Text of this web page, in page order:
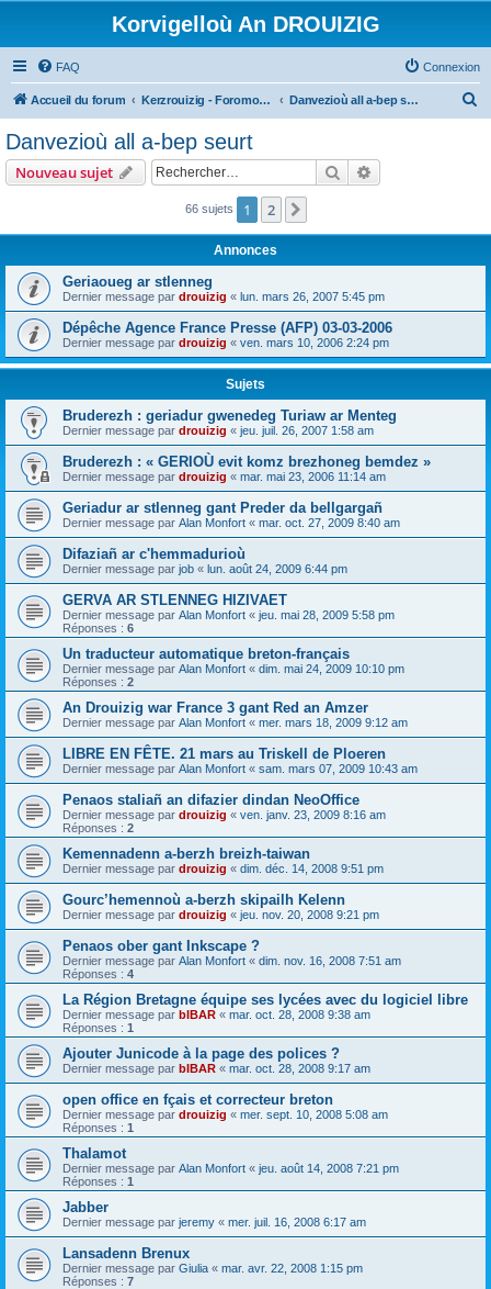
Korvigelloù An DROUIZIG
FAQ Connexion
Accueil du forum Kerzrouizig - Foromoù An Drouizig Danvezioù all a-bep seurt
e
Danvezioù all a-bep seurt
Nouveau sujet Rechercher
66 sujets 1 2
Annonces
Geriaoueg ar stlenneg
Dernier message par drouizig « lun. mars 26, 2007 5:45 pm
Dépêche Agence France Presse (AFP) 03-03-2006
Dernier message par drouizig « ven. mars 10, 2006 2:24 pm
Sujets
Bruderezh : geriadur gwenedeg Turiaw ar Menteg
Dernier message par drouizig « jeu. juil. 26, 2007 1:58 am
Bruderezh : « GERIOÙ evit komz brezhoneg bemdez »
Dernier message par drouizig « mar. mai 23, 2006 11:14 am
Geriadur ar stlenneg gant Preder da bellgargañ
Dernier message par Alan Monfort « mar. oct. 27, 2009 8:40 am
Difaziañ ar c'hemmadurioù
Dernier message par job « lun. août 24, 2009 6:44 pm
GERVA AR STLENNEG HIZIVAET
Dernier message par Alan Monfort « jeu. mai 28, 2009 5:58 pm
Réponses : 6
Un traducteur automatique breton-français
Dernier message par Alan Monfort « dim. mai 24, 2009 10:10 pm
Réponses : 2
An Drouizig war France 3 gant Red an Amzer
Dernier message par Alan Monfort « mer. mars 18, 2009 9:12 am
LIBRE EN FÊTE. 21 mars au Triskell de Ploeren
Dernier message par Alan Monfort « sam. mars 07, 2009 10:43 am
Penaos staliañ an difazier dindan NeoOffice
Dernier message par drouizig « ven. janv. 23, 2009 8:16 am
Réponses : 2
Kemennadenn a-berzh breizh-taiwan
Dernier message par drouizig « dim. déc. 14, 2008 9:51 pm
Gourc’hemennoù a-berzh skipailh Kelenn
Dernier message par drouizig « jeu. nov. 20, 2008 9:21 pm
Penaos ober gant Inkscape ?
Dernier message par Alan Monfort « dim. nov. 16, 2008 7:51 am
Réponses : 4
La Région Bretagne équipe ses lycées avec du logiciel libre
Dernier message par bIBAR « mar. oct. 28, 2008 9:38 am
Réponses : 1
Ajouter Junicode à la page des polices ?
Dernier message par bIBAR « mar. oct. 28, 2008 9:17 am
open office en fçais et correcteur breton
Dernier message par drouizig « mer. sept. 10, 2008 5:08 am
Réponses : 1
Thalamot
Dernier message par Alan Monfort « jeu. août 14, 2008 7:21 pm
Réponses : 1
Jabber
Dernier message par jeremy « mer. juil. 16, 2008 6:17 am
Lansadenn Brenux
Dernier message par Giulia « mar. avr. 22, 2008 1:15 pm
Réponses : 7